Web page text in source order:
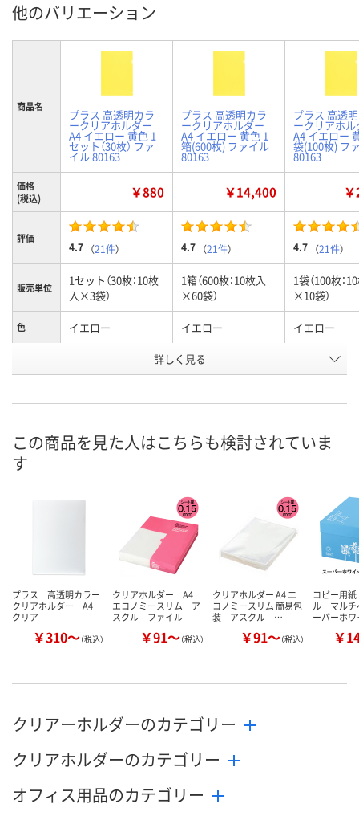
他のバリエーション
商品名
プラス 高透明カラ
ークリアホルダー
A4 イエロー 黄色 1
セット（30枚） ファ
イル 80163
プラス 高透明カラ
ークリアホルダー
A4 イエロー 黄色 1
箱(600枚) ファイル
80163
プラス 高透
ークリアホル
A4 イエロー
袋(100枚) フ
80163
価格
(税込)
￥880 ￥14,400
評価
4.7 （21件） 4.7 （21件） 4.7 （21件）
販売単位
1セット（30枚：10枚
入×3袋）
1箱（600枚：10枚入
×60袋）
1袋（100枚：
×10袋）
色 イエロー イエロー イエロー
1190957 1190948
8月8日（土）
カ
詳しく見る
この商品を見た人はこちらも検討されていま
す
プラス 高透明カラー
クリアホルダー A4
クリア
￥310～（税込）
クリアホルダー A4
エコノミースリム ア
スクル ファイル
￥91～（税込）
クリアホルダー A4 エ
コノミースリム 簡易包
装 アスクル …
￥91～（税込）
コピー用
ル マルチ
ーパーホワ
￥
クリアーホルダーのカテゴリー
クリアホルダーのカテゴリー
オフィス用品のカテゴリー